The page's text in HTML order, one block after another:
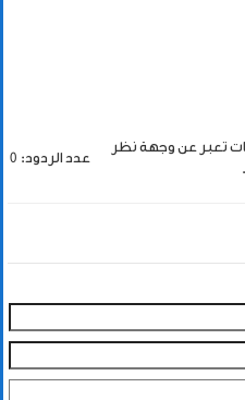
تعبر عن وجهة نظر
عدد الردود: 0